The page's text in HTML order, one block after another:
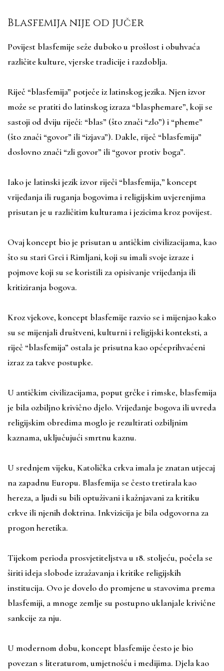
Blasfemija nije od jučer
Povijest blasfemije seže duboko u prošlost i obuhvaća
različite kulture, vjerske tradicije i razdoblja.
Riječ “blasfemija” potječe iz latinskog jezika. Njen izvor
može se pratiti do latinskog izraza “blasphemare”, koji se
sastoji od dviju riječi: “blas” (što znači “zlo”) i “pheme”
(što znači “govor” ili “izjava”). Dakle, riječ “blasfemija”
doslovno znači “zli govor” ili “govor protiv boga”.
Iako je latinski jezik izvor riječi “blasfemija,” koncept
vrijeđanja ili ruganja bogovima i religijskim uvjerenjima
prisutan je u različitim kulturama i jezicima kroz povijest.
Ovaj koncept bio je prisutan u antičkim civilizacijama, kao
što su stari Grci i Rimljani, koji su imali svoje izraze i
pojmove koji su se koristili za opisivanje vrijeđanja ili
kritiziranja bogova.
Kroz vjekove, koncept blasfemije razvio se i mijenjao kako
su se mijenjali društveni, kulturni i religijski konteksti, a
riječ “blasfemija” ostala je prisutna kao općeprihvaćeni
izraz za takve postupke.
U antičkim civilizacijama, poput grčke i rimske, blasfemija
je bila ozbiljno krivično djelo. Vrijeđanje bogova ili uvreda
religijskim obredima moglo je rezultirati ozbiljnim
kaznama, uključujući smrtnu kaznu.
U srednjem vijeku, Katolička crkva imala je znatan utjecaj
na zapadnu Europu. Blasfemija se često tretirala kao
hereza, a ljudi su bili optuživani i kažnjavani za kritiku
crkve ili njenih doktrina. Inkvizicija je bila odgovorna za
progon heretika.
Tijekom perioda prosvjetiteljstva u 18. stoljeću, počela se
širiti ideja slobode izražavanja i kritike religijskih
institucija. Ovo je dovelo do promjene u stavovima prema
blasfemiji, a mnoge zemlje su postupno uklanjale krivične
sankcije za nju.
U modernom dobu, koncept blasfemije često je bio
povezan s literaturom, umjetnošću i medijima. Djela kao